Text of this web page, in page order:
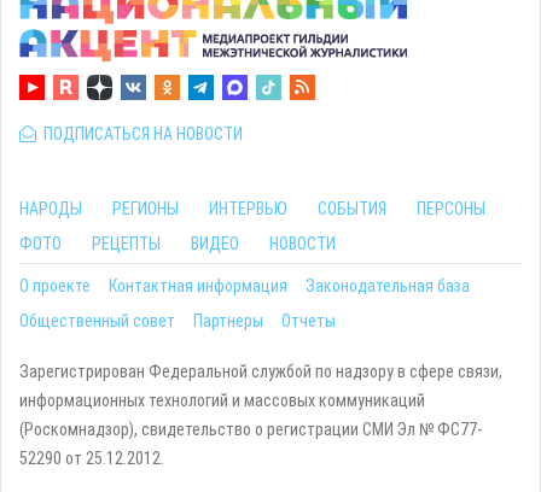
ПОДПИСАТЬСЯ НА НОВОСТИ
НАРОДЫ РЕГИОНЫ ИНТЕРВЬЮ СОБЫТИЯ
ПЕРСОНЫ
ФОТО
РЕЦЕПТЫ ВИДЕО НОВОСТИ
О проекте Контактная информация
Законодательная база
Общественный совет
Партнеры Отчеты
Зарегистрирован Федеральной службой по надзору в сфере связи,
информационных технологий и массовых коммуникаций
(Роскомнадзор), свидетельство о регистрации СМИ Эл № ФС77-
52290 от 25.12.2012.